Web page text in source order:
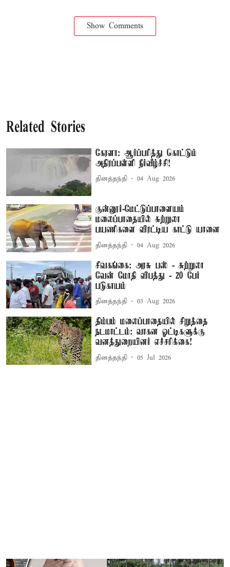
Show Comments
Related Stories
கேரளா: ஆர்ப்பரித்து கொட்டும்
அதிரப்பள்ளி நீர்வீழ்ச்சி!
தினத்தந்தி 04 Aug 2026
குன்னூர்-மேட்டுப்பாளையம்
மலைப்பாதையில் சுற்றுலா
பயணிகளை விரட்டிய காட்டு யானை
தினத்தந்தி 04 Aug 2026
சிவகங்கை: அரசு பஸ் - சுற்றுலா
வேன் மோதி விபத்து - 20 பேர்
படுகாயம்
தினத்தந்தி 03 Aug 2026
திம்பம் மலைப்பாதையில் சிறுத்தை
நடமாட்டம்: வாகன ஓட்டிகளுக்கு
வனத்துறையினர் எச்சரிக்கை!
தினத்தந்தி 05 Jul 2026